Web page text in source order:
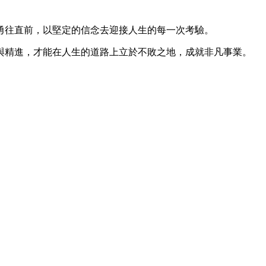
直前，以堅定的信念去迎接人生的每一次考驗。
進，才能在人生的道路上立於不敗之地，成就非凡事業。